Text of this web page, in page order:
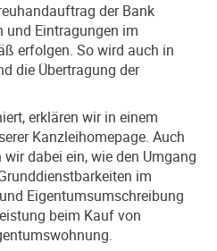
der Bank
und Eintragungen im
erfolgen. So wird auch in
die Übertragung der
erklären wir in einem
Kanzleihomepage. Auch
dabei ein, wie den Umgang
im
Eigentumsumschreibung
beim Kauf von